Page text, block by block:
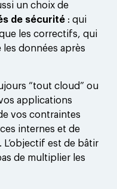
un choix de
de sécurité : qui
les correctifs, qui
données après
“tout cloud” ou
applications
vos contraintes
internes et de
est de bâtir
de multiplier les